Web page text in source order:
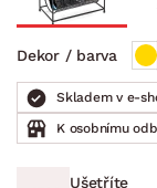
Dekor / barva
Skladem v e-
K osobnímu
Ušetříte